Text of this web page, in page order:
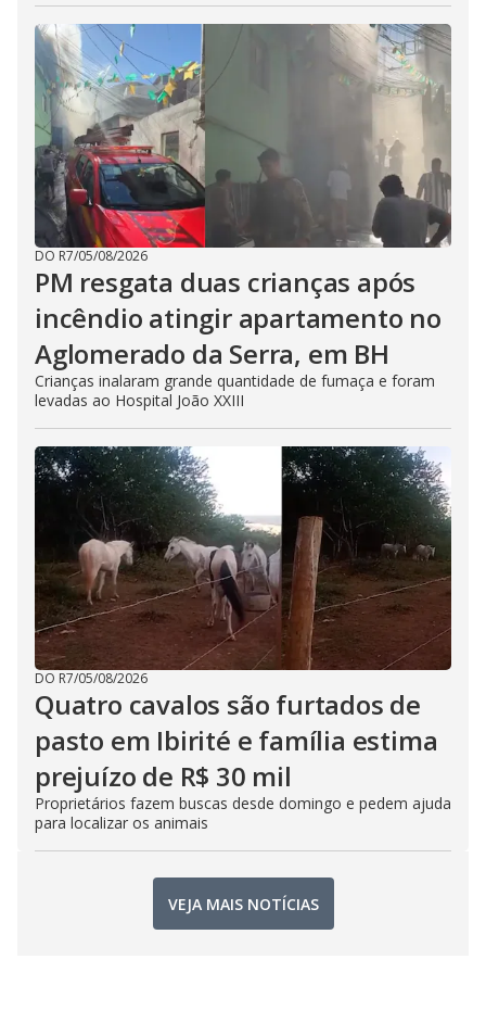
DO R7/05/08/2026
PM resgata duas crianças após
incêndio atingir apartamento no
Aglomerado da Serra, em BH
Crianças inalaram grande quantidade de fumaça e foram
levadas ao Hospital João XXIII
DO R7/05/08/2026
Quatro cavalos são furtados de
pasto em Ibirité e família estima
prejuízo de R$ 30 mil
Proprietários fazem buscas desde domingo e pedem ajuda
para localizar os animais
VEJA MAIS NOTÍCIAS